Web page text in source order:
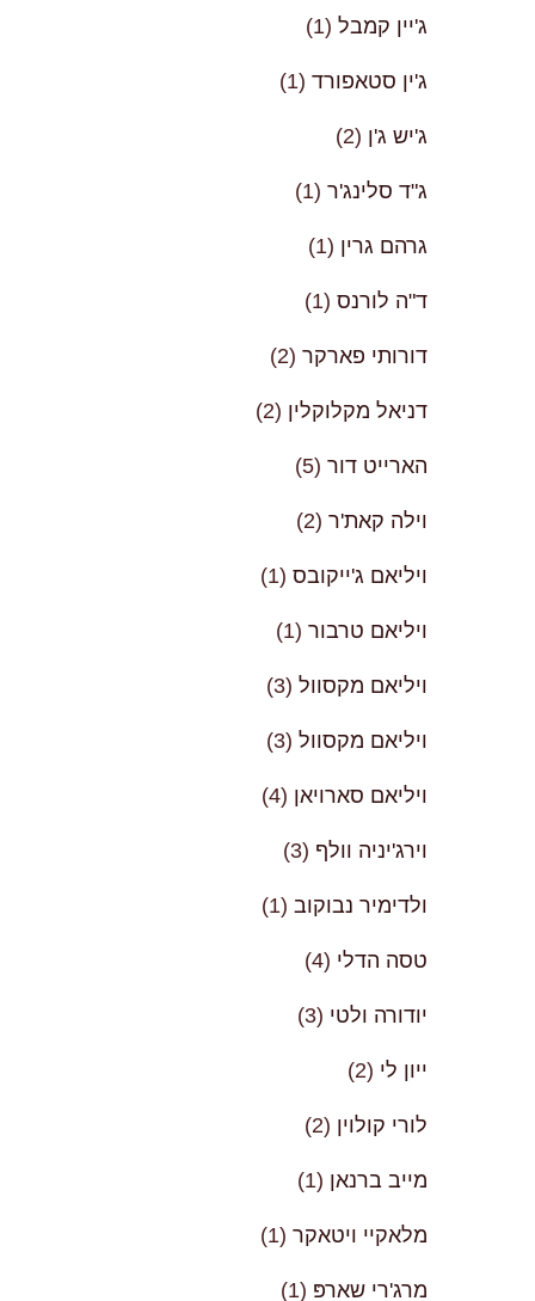
ג'יין קמבל (1)
ג'ין סטאפורד (1)
ג'יש ג'ן (2)
ג"ד סלינג'ר (1)
גרהם גרין (1)
ד"ה לורנס (1)
דורותי פארקר (2)
דניאל מקלוקלין (2)
הארייט דור (5)
וילה קאת'ר (2)
ויליאם ג'ייקובס (1)
ויליאם טרבור (1)
ויליאם מקסוול (3)
ויליאם מקסוול (3)
ויליאם סארויאן (4)
וירג'יניה וולף (3)
ולדימיר נבוקוב (1)
טסה הדלי (4)
יודורה ולטי (3)
ייון לי (2)
לורי קולוין (2)
מייב ברנאן (1)
מלאקיי ויטאקר (1)
מרג'רי שארפּ (1)